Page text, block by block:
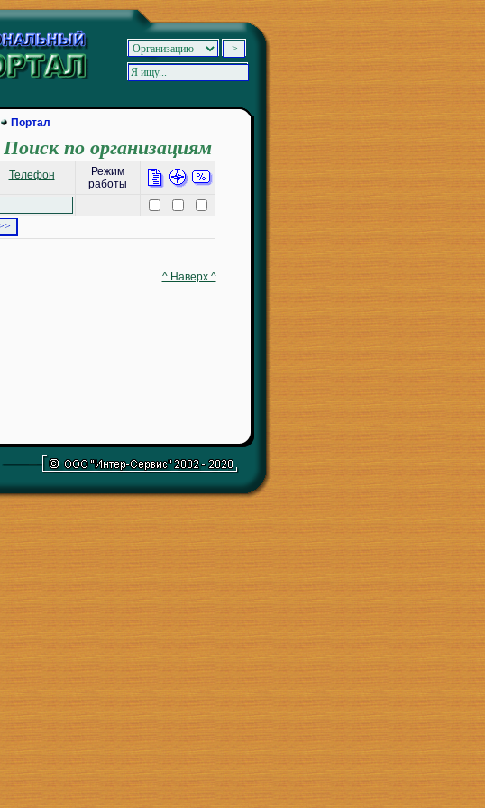
Портал
Поиск по организациям
Телефон
Режим
работы
^ Наверх ^